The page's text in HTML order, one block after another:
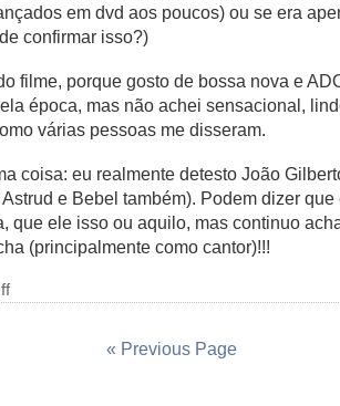
em dvd aos poucos) ou se era
confirmar isso?)
filme, porque gosto de bossa nova e
época, mas não achei sensacional,
várias pessoas me disseram.
coisa: eu realmente detesto João
e Bebel também). Podem dizer
que ele isso ou aquilo, mas continuo
(principalmente como cantor)!!!
on
Coisa
« Previous Page